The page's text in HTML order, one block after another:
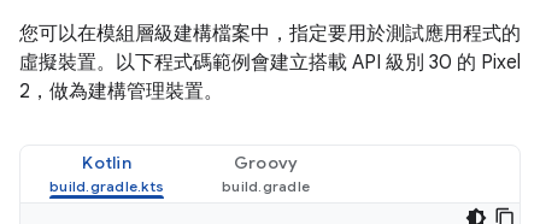
您可以在模組層級建構檔案中，指定要用於測試應用程式的
虛擬裝置。以下程式碼範例會建立搭載 API 級別 30 的 Pixel
2，做為建構管理裝置。
Kotlin Groovy